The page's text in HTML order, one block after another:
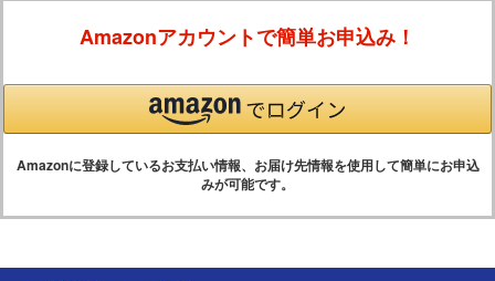
Amazonアカウントで簡単お申込み！
Amazonに登録しているお支払い情報、お届け先情報を使用して簡単にお申込
みが可能です。